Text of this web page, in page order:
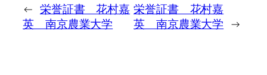
← 栄誉証書 花村嘉
英 南京農業大学
栄誉証書 花村嘉
英 南京農業大学 →